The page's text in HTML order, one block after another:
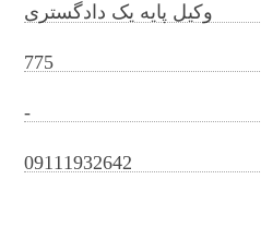
وکیل پایه یک دادگستری
775
-
09111932642